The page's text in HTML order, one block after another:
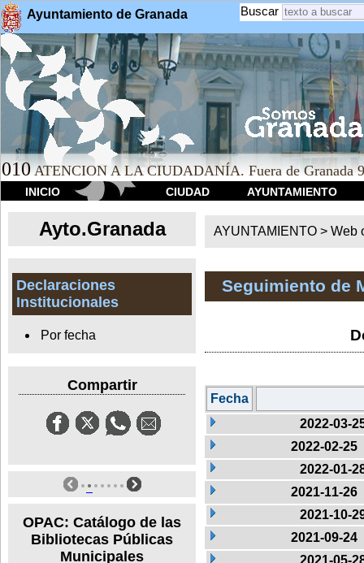
Ayuntamiento de Granada Buscar
010 ATENCION A LA CIUDADANÍA. Fuera de Granada
INICIO CIUDAD AYUNTAMIENTO
Ayto.Granada
Declaraciones
Institucionales
Por fecha
Compartir
OPAC: Catálogo de las
Bibliotecas Públicas
Municipales
AYUNTAMIENTO > Web
Seguimiento de
Fecha
2022-03-
2022-02-25
2022-01-
2021-11-26
2021-10-
2021-09-24
2021-05-